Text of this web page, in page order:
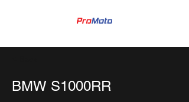
BMW S1000RR